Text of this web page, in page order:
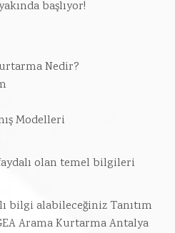
başlıyor!
Nedir?
Modelleri
olan temel bilgileri
bilgi alabileceğiniz Tanıtım
Arama Kurtarma Antalya